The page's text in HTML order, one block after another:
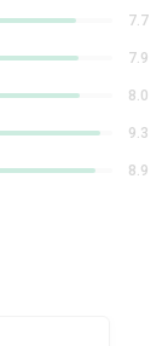
7.7
7.9
8.0
9.3
8.9